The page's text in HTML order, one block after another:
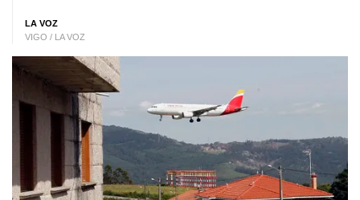
LA VOZ
VIGO / LA VOZ